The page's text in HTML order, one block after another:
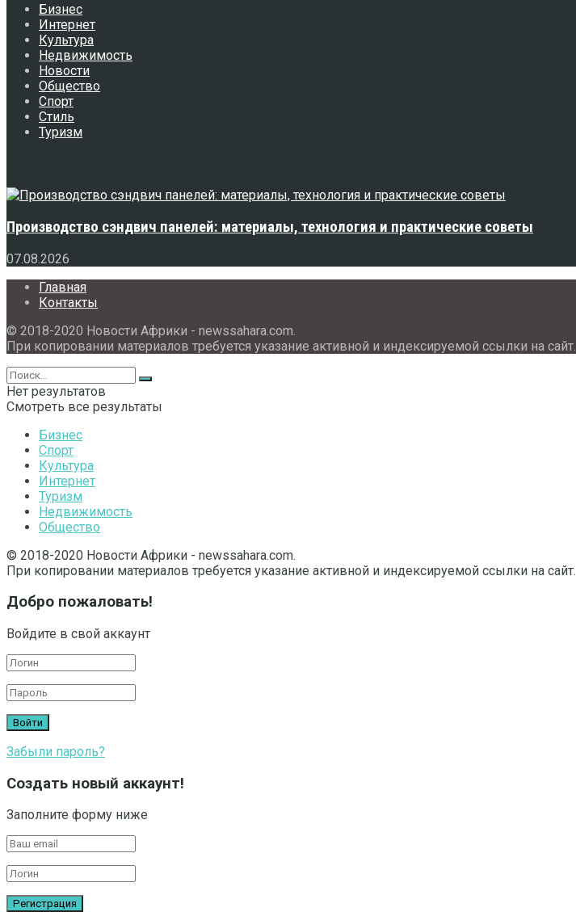
Бизнес
Интернет
Культура
Недвижимость
Новости
Общество
Спорт
Стиль
Туризм
Производство сэндвич панелей: материалы, технология и практические советы
07.08.2026
Главная
Контакты
© 2018-2020 Новости Африки - newssahara.com.
При копировании материалов требуется указание активной и индексируемой ссылки на сайт.
Нет результатов
Смотреть все результаты
Бизнес
Спорт
Культура
Интернет
Туризм
Недвижимость
Общество
© 2018-2020 Новости Африки - newssahara.com.
При копировании материалов требуется указание активной и индексируемой ссылки на сайт.
Добро пожаловать!
Войдите в свой аккаунт
Забыли пароль?
Создать новый аккаунт!
Заполните форму ниже